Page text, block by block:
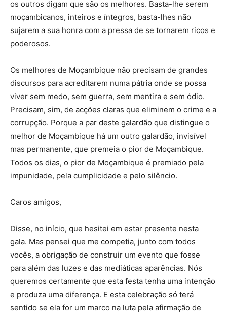
os outros digam que são os melhores. Basta-lhe serem
moçambicanos, inteiros e íntegros, basta-lhes não
sujarem a sua honra com a pressa de se tornarem ricos e
poderosos.
Os melhores de Moçambique não precisam de grandes
discursos para acreditarem numa pátria onde se possa
viver sem medo, sem guerra, sem mentira e sem ódio.
Precisam, sim, de acções claras que eliminem o crime e a
corrupção. Porque a par deste galardão que distingue o
melhor de Moçambique há um outro galardão, invisível
mas permanente, que premeia o pior de Moçambique.
Todos os dias, o pior de Moçambique é premiado pela
impunidade, pela cumplicidade e pelo silêncio.
Caros amigos,
Disse, no início, que hesitei em estar presente nesta
gala. Mas pensei que me competia, junto com todos
vocês, a obrigação de construir um evento que fosse
para além das luzes e das mediáticas aparências. Nós
queremos certamente que esta festa tenha uma intenção
e produza uma diferença. E esta celebração só terá
sentido se ela for um marco na luta pela afirmação de